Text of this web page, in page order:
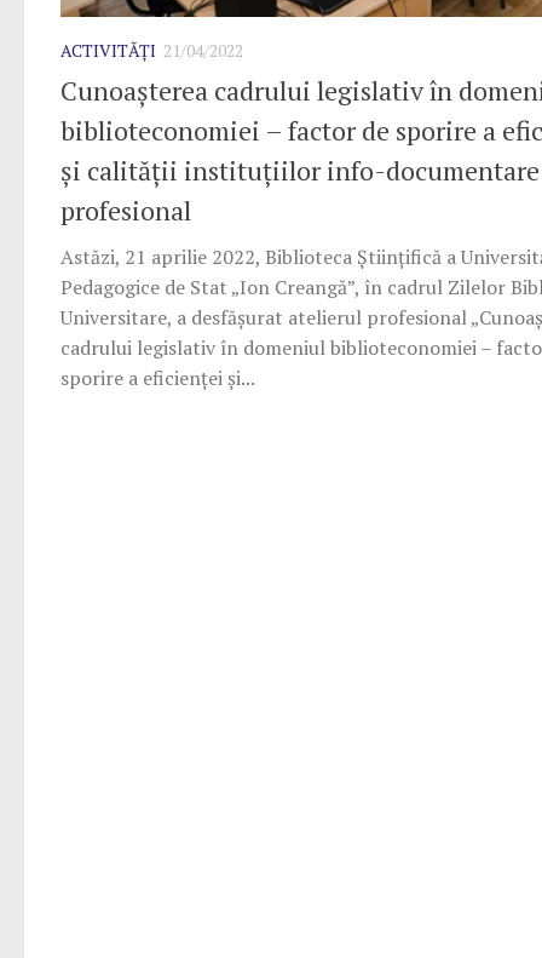
ACTIVITĂȚI 21/04/2022
Cunoașterea cadrului legislativ în
biblioteconomiei – factor de sporire a
și calității instituțiilor info-
profesional
Astăzi, 21 aprilie 2022, Biblioteca Științifică a
Pedagogice de Stat „Ion Creangă”, în cadrul Zilelor
Universitare, a desfășurat atelierul profesional
cadrului legislativ în domeniul biblioteconomiei –
sporire a eficienței și...